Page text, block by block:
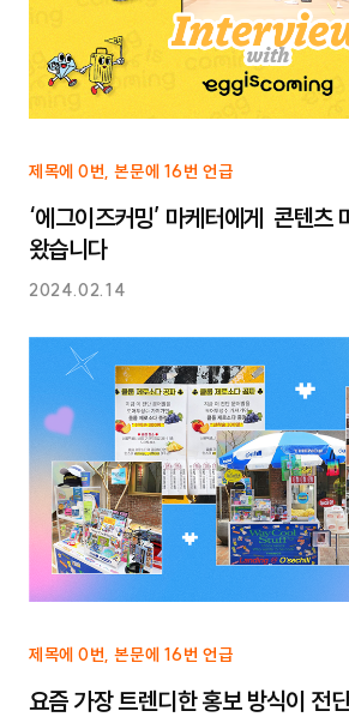
제목에 0번, 본문에 16번 언급
‘에그이즈커밍’ 마케터에게 콘텐츠
왔습니다
2024.02.14
제목에 0번, 본문에 16번 언급
요즘 가장 트렌디한 홍보 방식이 전